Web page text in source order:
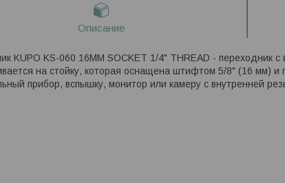
Описание
KUPO KS-060 16MM SOCKET 1/4" THREAD - переходник
на стойку, которая оснащена штифтом 5/8" (16 мм) и
прибор, вспышку, монитор или камеру с внутренней